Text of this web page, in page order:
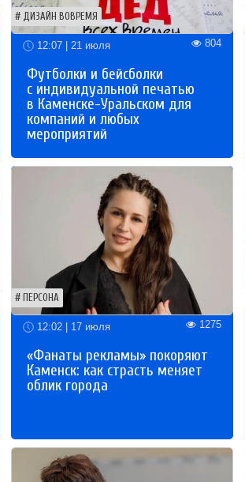
ДИЗАЙН ВОВРЕМЯ
12:07 | 21 июля 804
Футболки и бейсболки
с индивидуальной печатью
в Каменске-Уральском для
компаний и любых
мероприятий
ПЕРСОНА
12:02 | 17 июля 1275
«Фанаты рекламы» покоряют
Каменск: как страсть меняет
облик города